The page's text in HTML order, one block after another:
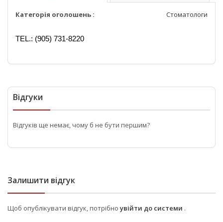
Категорія оголошень : Стоматологи
TEL.: (905) 731-8220
Відгуки
Відгуків ще немає, чому б не бути першим?
Залишити відгук
Щоб опублікувати відгук, потрібно увійти до системи .